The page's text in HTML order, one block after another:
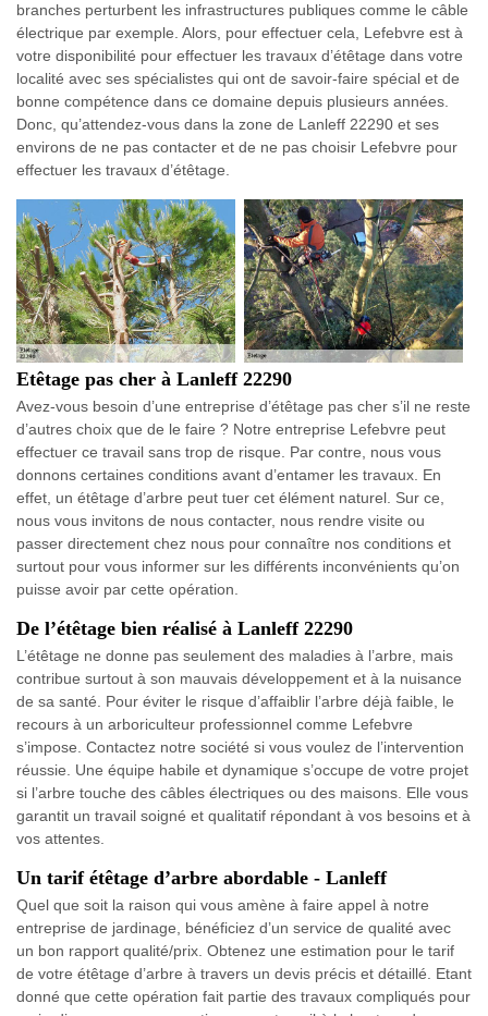
branches perturbent les infrastructures publiques comme le câble
électrique par exemple. Alors, pour effectuer cela, Lefebvre est à
votre disponibilité pour effectuer les travaux d’étêtage dans votre
localité avec ses spécialistes qui ont de savoir-faire spécial et de
bonne compétence dans ce domaine depuis plusieurs années.
Donc, qu’attendez-vous dans la zone de Lanleff 22290 et ses
environs de ne pas contacter et de ne pas choisir Lefebvre pour
effectuer les travaux d’étêtage.
Etêtage pas cher à Lanleff 22290
Avez-vous besoin d’une entreprise d’étêtage pas cher s’il ne reste
d’autres choix que de le faire ? Notre entreprise Lefebvre peut
effectuer ce travail sans trop de risque. Par contre, nous vous
donnons certaines conditions avant d’entamer les travaux. En
effet, un étêtage d’arbre peut tuer cet élément naturel. Sur ce,
nous vous invitons de nous contacter, nous rendre visite ou
passer directement chez nous pour connaître nos conditions et
surtout pour vous informer sur les différents inconvénients qu’on
puisse avoir par cette opération.
De l’étêtage bien réalisé à Lanleff 22290
L’étêtage ne donne pas seulement des maladies à l’arbre, mais
contribue surtout à son mauvais développement et à la nuisance
de sa santé. Pour éviter le risque d’affaiblir l’arbre déjà faible, le
recours à un arboriculteur professionnel comme Lefebvre
s’impose. Contactez notre société si vous voulez de l’intervention
réussie. Une équipe habile et dynamique s’occupe de votre projet
si l’arbre touche des câbles électriques ou des maisons. Elle vous
garantit un travail soigné et qualitatif répondant à vos besoins et à
vos attentes.
Un tarif étêtage d’arbre abordable - Lanleff
Quel que soit la raison qui vous amène à faire appel à notre
entreprise de jardinage, bénéficiez d’un service de qualité avec
un bon rapport qualité/prix. Obtenez une estimation pour le tarif
de votre étêtage d’arbre à travers un devis précis et détaillé. Etant
donné que cette opération fait partie des travaux compliqués pour